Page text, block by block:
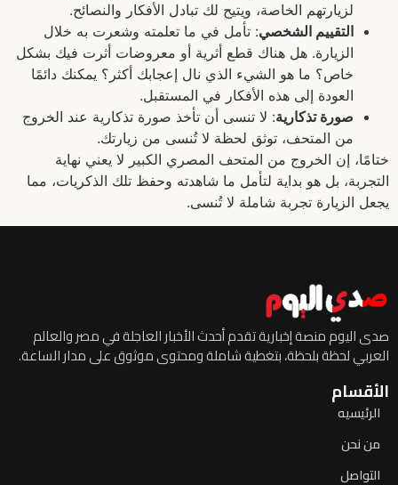
لزيارتهم الخاصة، ويتيح لك تبادل الأفكار والنصائح.
التقييم الشخصي: تأمل في ما تعلمته وشعرت به خلال
الزيارة. هل هناك قطع أثرية أو معروضات أثرت فيك بشكل
خاص؟ ما هو الشيء الذي نال إعجابك أكثر؟ يمكنك دائمًا
العودة إلى هذه الأفكار في المستقبل.
صورة تذكارية: لا تنسى أن تأخذ صورة تذكارية عند الخروج
من المتحف، توثق لحظة لا تُنسى من زيارتك.
ختامًا، إن الخروج من المتحف المصري الكبير لا يعني نهاية
التجربة، بل هو بداية لتأمل ما شاهدته وحفظ تلك الذكريات، مما
يجعل الزيارة تجربة شاملة لا تُنسى.
صدى اليوم منصة إخبارية تقدم أحدث الأخبار العاجلة في مصر والعالم
العربي لحظة بلحظة، بتغطية شاملة ومحتوى موثوق على مدار الساعة.
الأقسام
الرئيسيه
من نحن
التواصل